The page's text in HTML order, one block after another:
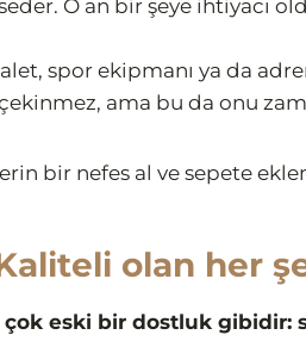
O an bir şeye ihtiyacı
spor ekipmanı ya da
ama bu da onu
bir nefes al ve sepete
olan her
çok eski bir dostluk gibidir: